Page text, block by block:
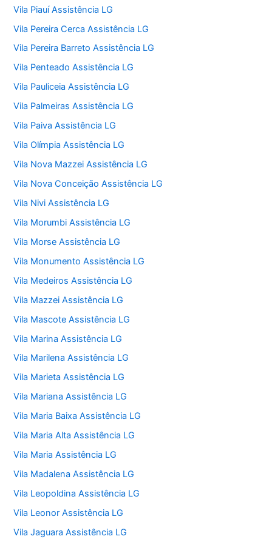
Vila Piauí Assistência LG
Vila Pereira Cerca Assistência LG
Vila Pereira Barreto Assistência LG
Vila Penteado Assistência LG
Vila Pauliceia Assistência LG
Vila Palmeiras Assistência LG
Vila Paiva Assistência LG
Vila Olímpia Assistência LG
Vila Nova Mazzei Assistência LG
Vila Nova Conceição Assistência LG
Vila Nivi Assistência LG
Vila Morumbi Assistência LG
Vila Morse Assistência LG
Vila Monumento Assistência LG
Vila Medeiros Assistência LG
Vila Mazzei Assistência LG
Vila Mascote Assistência LG
Vila Marina Assistência LG
Vila Marilena Assistência LG
Vila Marieta Assistência LG
Vila Mariana Assistência LG
Vila Maria Baixa Assistência LG
Vila Maria Alta Assistência LG
Vila Maria Assistência LG
Vila Madalena Assistência LG
Vila Leopoldina Assistência LG
Vila Leonor Assistência LG
Vila Jaguara Assistência LG